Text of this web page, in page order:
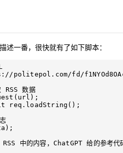
述一番，很快就有了如下脚本：
fd/
数据
req.loadString();
中的内容，ChatGPT 给的参考